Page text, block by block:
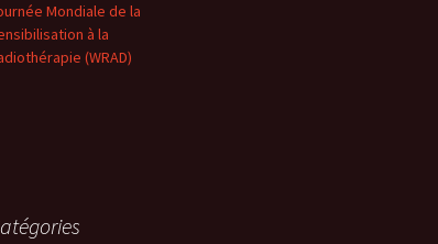
Mondiale de la
à la
(WRAD)